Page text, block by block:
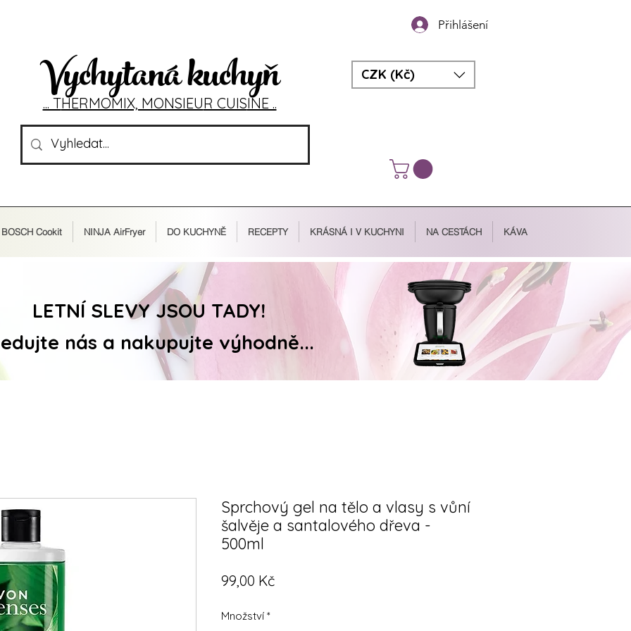
Přihlášení
Vychytaná kuchyň
... THERMOMIX, MONSIEUR CUISINE ..
CZK (Kč)
BOSCH Cookit NINJA AirFryer DO KUCHYNĚ RECEPTY KRÁSNÁ I V KUCHYNI NA CESTÁCH KÁVA
LETNÍ SLEVY JSOU TADY!
nás a nakupujte výhodně...
Sprchový gel na tělo a vlasy s vůní
šalvěje a santalového dřeva -
500ml
99,00 KčCena
Množství *